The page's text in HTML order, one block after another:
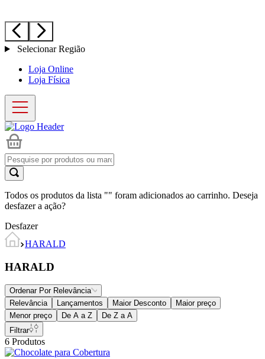
Selecionar Região
Loja Online
Loja Física
Todos os produtos da lista "" foram adicionados ao carrinho. Deseja
desfazer a ação?
Desfazer
HARALD
HARALD
Ordenar Por Relevância
Relevância
Lançamentos Maior Desconto
Maior preço
Menor preço
De A a Z
De Z a A
Filtrar
6 Produtos